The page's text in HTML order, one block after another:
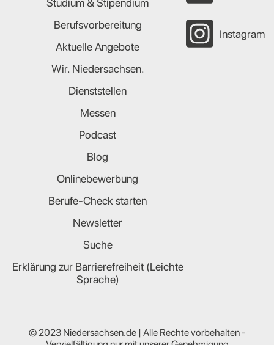
Studium & Stipendium
Berufsvorbereitung
Aktuelle Angebote
Wir. Niedersachsen.
Dienststellen
Messen
Podcast
Blog
Onlinebewerbung
Berufe-Check starten
Newsletter
Suche
Erklärung zur Barrierefreiheit (Leichte
Sprache)
Instagram
© 2023 Niedersachsen.de | Alle Rechte vorbehalten -